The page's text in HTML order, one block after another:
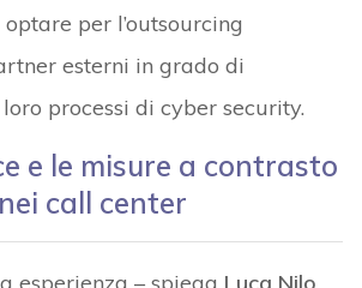
per l’outsourcing
esterni in grado di
processi di cyber security.
e le misure a contrasto
call center